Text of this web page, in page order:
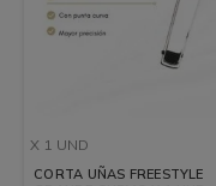
X 1 UND
CORTA UÑAS FREESTYLE